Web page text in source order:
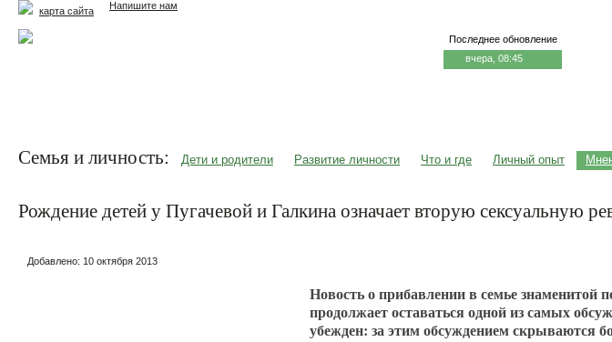
Напишите нам
карта сайта
Последнее обновление
вчера, 08:45
Семья и личность: Дети и родители Развитие личности Что и где Личный опыт
Рождение детей у Пугачевой и Галкина означает вторую сексуальную
Добавлено: 10 октября 2013
Новость о прибавлении в семье знаменитой
продолжает оставаться одной из самых
убежден: за этим обсуждением скрываются